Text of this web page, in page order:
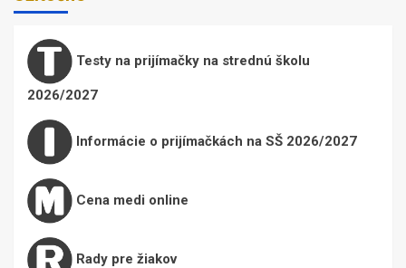
Testy na prijímačky na strednú školu
2026/2027
Informácie o prijímačkách na SŠ 2026/2027
Cena medi online
Rady pre žiakov